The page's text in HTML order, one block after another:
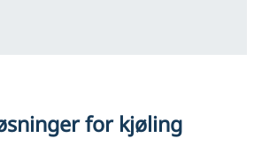
for kjøling